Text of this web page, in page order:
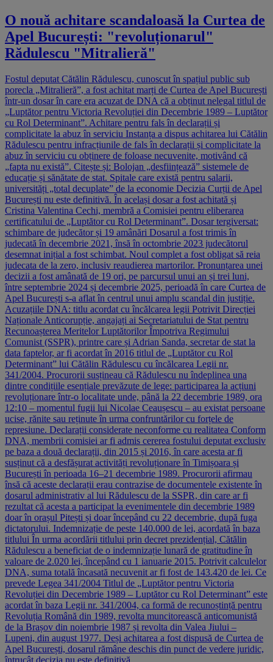
O nouă achitare scandaloasă la Curtea de
Apel București: "revoluționarul"
Rădulescu "Mitralieră"
Fostul deputat Cătălin Rădulescu, cunoscut în spațiul public sub
porecla „Mitralieră”, a fost achitat marți de Curtea de Apel București
într-un dosar în care era acuzat de DNA că a obținut nelegal titlul de
„Luptător pentru Victoria Revoluției din Decembrie 1989 – Luptător
cu Rol Determinant”. Achitare pentru fals în declarații și
complicitate la abuz în serviciu Instanța a dispus achitarea lui Cătălin
Rădulescu pentru infracțiunile de fals în declarații și complicitate la
abuz în serviciu cu obținere de foloase necuvenite, motivând că
„fapta nu există”. Citește și: Bolojan „desființează” sistemele de
educație și sănătate de stat. Spitale care există pentru salarii,
universități „total decuplate” de la economie Decizia Curții de Apel
București nu este definitivă. În același dosar a fost achitată și
Cristina Valentina Cechi, membră a Comisiei pentru eliberarea
certificatului de „Luptător cu Rol Determinant”. Dosar tergiversat:
schimbare de judecător și 19 amânări Dosarul a fost trimis în
judecată în decembrie 2021, însă în octombrie 2023 judecătorul
desemnat inițial a fost schimbat. Noul complet a fost obligat să reia
judecata de la zero, inclusiv reaudierea martorilor. Pronunțarea unei
decizii a fost amânată de 19 ori, pe parcursul unui an și trei luni,
între septembrie 2024 și decembrie 2025, perioadă în care Curtea de
Apel București s-a aflat în centrul unui amplu scandal din justiție.
Acuzațiile DNA: titlu acordat cu încălcarea legii Potrivit Direcției
Naționale Anticorupție, angajați ai Secretariatului de Stat pentru
Recunoașterea Meritelor Luptătorilor Împotriva Regimului
Comunist (SSPR), printre care și Adrian Sanda, secretar de stat la
data faptelor, ar fi acordat în 2016 titlul de „Luptător cu Rol
Determinant” lui Cătălin Rădulescu cu încălcarea Legii nr.
341/2004. Procurorii susțineau că Rădulescu nu îndeplinea una
dintre condițiile esențiale prevăzute de lege: participarea la acțiuni
revoluționare într-o localitate unde, până la 22 decembrie 1989, ora
12:10 – momentul fugii lui Nicolae Ceaușescu – au existat persoane
ucise, rănite sau reținute în urma confruntărilor cu forțele de
represiune. Declarații considerate neconforme cu realitatea Conform
DNA, membrii comisiei ar fi admis cererea fostului deputat exclusiv
pe baza a două declarații, din 2015 și 2016, în care acesta ar fi
susținut că a desfășurat activități revoluționare în Timișoara și
București în perioada 16–21 decembrie 1989. Procurorii afirmau
însă că aceste declarații erau contrazise de documentele existente în
dosarul administrativ al lui Rădulescu de la SSPR, din care ar fi
rezultat că acesta a participat la evenimentele din decembrie 1989
doar în orașul Pitești și doar începând cu 22 decembrie, după fuga
dictatorului. Indemnizație de peste 140.000 de lei, acordată în baza
titlului În urma acordării titlului prin decret prezidențial, Cătălin
Rădulescu a beneficiat de o indemnizație lunară de gratitudine în
valoare de 2.020 lei, începând cu 1 ianuarie 2015. Potrivit calculelor
DNA, suma totală încasată necuvenit ar fi fost de 143.420 de lei. Ce
prevede Legea 341/2004 Titlul de „Luptător pentru Victoria
Revoluției din Decembrie 1989 – Luptător cu Rol Determinant” este
acordat în baza Legii nr. 341/2004, ca formă de recunoștință pentru
Revoluția Română din 1989, revolta muncitorească anticomunistă
de la Brașov din noiembrie 1987 și revolta din Valea Jiului –
Lupeni, din august 1977. Deși achitarea a fost dispusă de Curtea de
Apel București, dosarul rămâne deschis din punct de vedere juridic,
întrucât decizia nu este definitivă.